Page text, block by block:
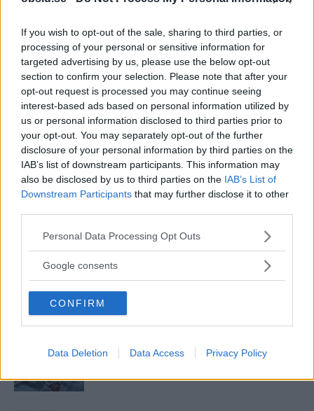
If you wish to opt-out of the sale, sharing to third parties, or
processing of your personal or sensitive information for
targeted advertising by us, please use the below opt-out
section to confirm your selection. Please note that after your
opt-out request is processed you may continue seeing
interest-based ads based on personal information utilized by
us or personal information disclosed to third parties prior to
your opt-out. You may separately opt-out of the further
disclosure of your personal information by third parties on the
IAB’s list of downstream participants. This information may
also be disclosed by us to third parties on the IAB’s List of
Downstream Participants that may further disclose it to other
Please note that this website/app uses one or more Google
not limited to your visit or usage behaviour. You may click to
use your data for below specified purposes in below Google
consent section.
Personal Data Processing Opt Outs
Google consents
CONFIRM
Data Deletion Data Access Privacy Policy
Sebastian
Allt från personlig utveckling till sköna sneakers är intressant!
Kvalitetstid för mig är en kall, ljus, amerikansk öl i solen på en
uteservering, gärna "i goda vänners lag" om man nu skall
slänga in något klyschigt också.
RELATERADE ARTIKLAR
Träna Med Träningsvärk – Svar På
Alla Dina Frågor!
Varför Firar Vi Nationaldagen Den
6e Juni?
Vad Är Den Lilla Fickan På Jeans